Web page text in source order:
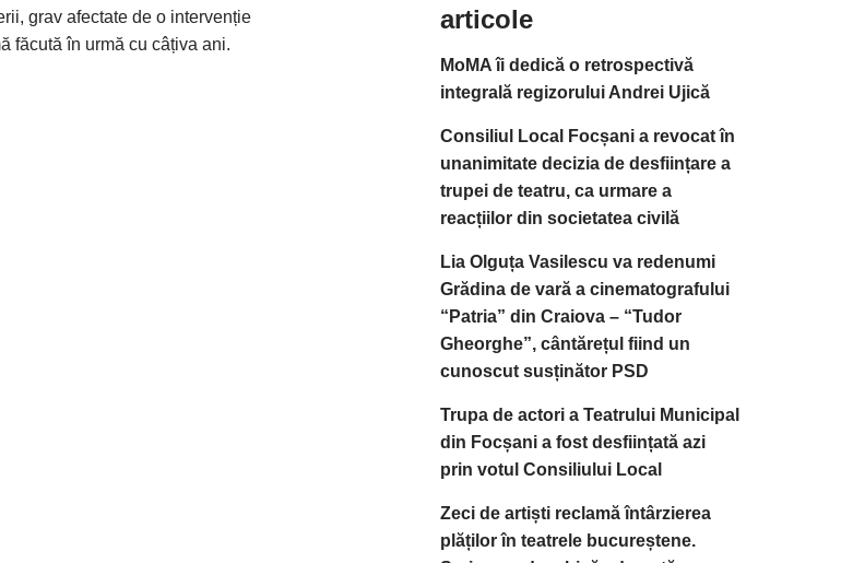
grav afectate de o intervenție
făcută în urmă cu câțiva ani.
articole
MoMA îi dedică o retrospectivă
integrală regizorului Andrei Ujică
Consiliul Local Focșani a revocat în
unanimitate decizia de desființare a
trupei de teatru, ca urmare a
reacțiilor din societatea civilă
Lia Olguța Vasilescu va redenumi
Grădina de vară a cinematografului
“Patria” din Craiova – “Tudor
Gheorghe”, cântărețul fiind un
cunoscut susținător PSD
Trupa de actori a Teatrului Municipal
din Focșani a fost desființată azi
prin votul Consiliului Local
Zeci de artiști reclamă întârzierea
plăților în teatrele bucureștene.